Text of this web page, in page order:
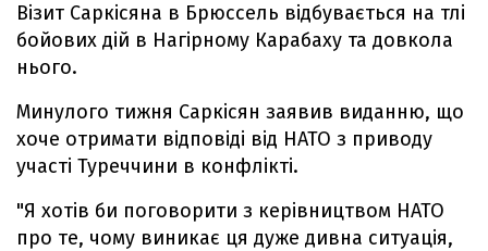
Візит Саркісяна в Брюссель відбувається на тлі
бойових дій в Нагірному Карабаху та довкола
нього.
Минулого тижня Саркісян заявив виданню, що
хоче отримати відповіді від НАТО з приводу
участі Туреччини в конфлікті.
"Я хотів би поговорити з керівництвом НАТО
про те, чому виникає ця дуже дивна ситуація,